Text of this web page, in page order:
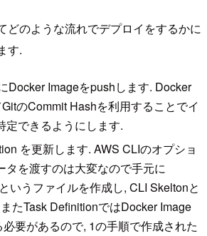
どのような流れでデプロイをするかに
す.
Docker Imageをpushします. Docker
のCommit Hashを利用することでイ
定できるようにします.
を更新します. AWS CLIのオプショ
タを渡すのは大変なので手元に
いうファイルを作成し, CLI Skeltonと
たTask DefinitionではDocker Image
要があるので, 1の手順で作成された